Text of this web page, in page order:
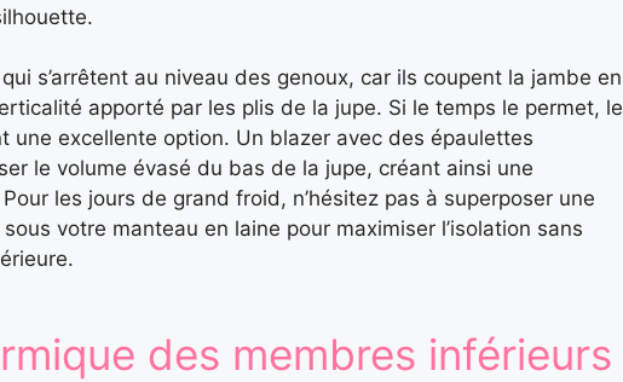
s’arrêtent au niveau des genoux, car ils coupent la jambe en
apporté par les plis de la jupe. Si le temps le permet, le
une excellente option. Un blazer avec des épaulettes
le volume évasé du bas de la jupe, créant ainsi une
les jours de grand froid, n’hésitez pas à superposer une
votre manteau en laine pour maximiser l’isolation sans
des membres inférieurs